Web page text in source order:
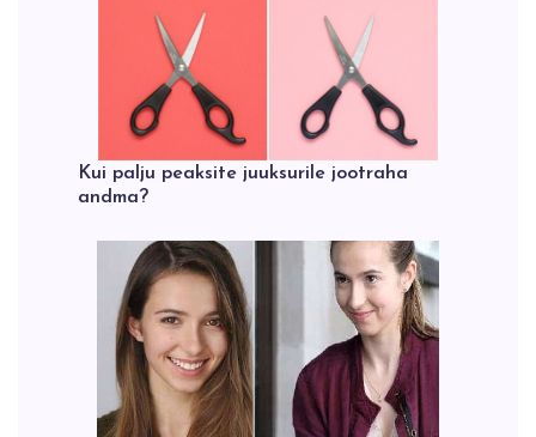
Kui palju peaksite juuksurile jootraha
andma?